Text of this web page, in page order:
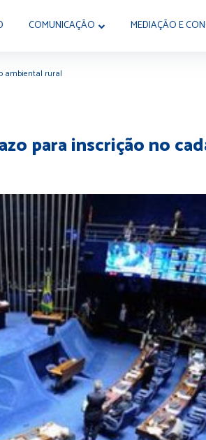
COMUNICAÇÃO MEDIAÇÃO E
ambiental rural
para inscrição no